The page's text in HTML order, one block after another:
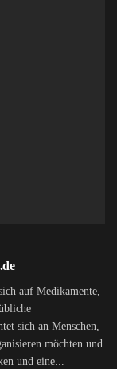
auf Medikamente,
sich an Menschen,
möchten und
und eine...